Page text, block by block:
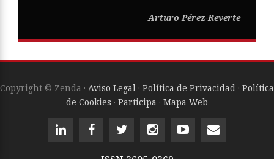
Arturo Pérez-Reverte
Copyright © Zenda · Aviso Legal · Política de Privacidad · Política
de Cookies · Participa · Mapa Web